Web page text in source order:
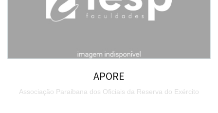
APORE
Associação Paraibana dos Oficiais da Reserva do Exército